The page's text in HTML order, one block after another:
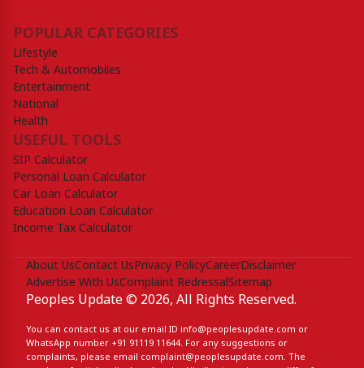
POPULAR CATEGORIES
Lifestyle
Tech & Automobiles
Entertainment
National
Health
USEFUL TOOLS
SIP Calculator
Personal Loan Calculator
Car Loan Calculator
Education Loan Calculator
Income Tax Calculator
About UsContact UsPrivacy PolicyCareerDisclaimer
Advertise With UsComplaint RedressalSitemap
Peoples Update © 2026, All Rights Reserved.
You can contact us at our email ID info@peoplesupdate.com or
WhatsApp number +91 91119 11644. For any suggestions or
complaints, please email complaint@peoplesupdate.com. The